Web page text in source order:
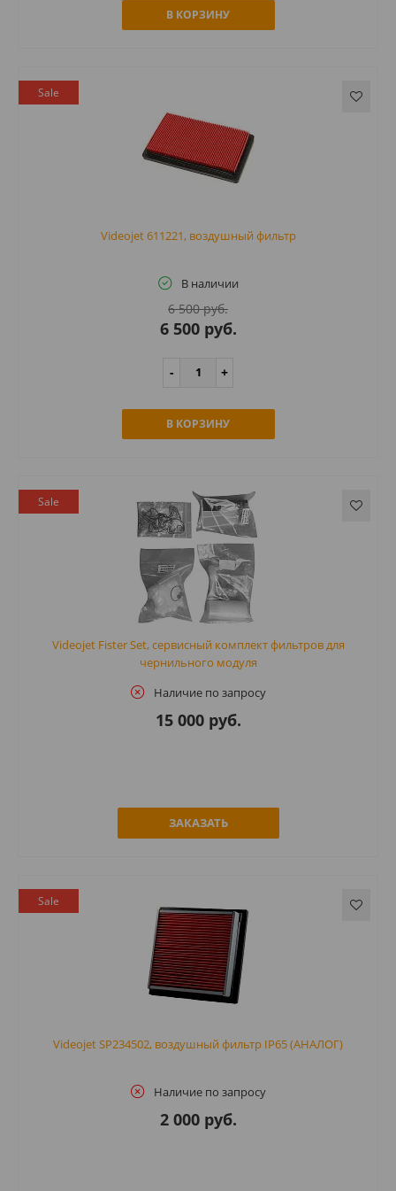
В КОРЗИНУ
Sale
Videojet 611221, воздушный фильтр
В наличии
6 500 руб.
6 500 руб.
В КОРЗИНУ
Sale
Videojet Fister Set, сервисный комплект фильтров для
чернильного модуля
Наличие по запросу
15 000 руб.
ЗАКАЗАТЬ
Sale
Videojet SP234502, воздушный фильтр IP65 (АНАЛОГ)
Наличие по запросу
2 000 руб.